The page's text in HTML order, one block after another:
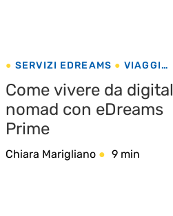
SERVIZI EDREAMS
VIAGGI
Come vivere da digital
nomad con eDreams
Prime
Chiara Marigliano 9 min